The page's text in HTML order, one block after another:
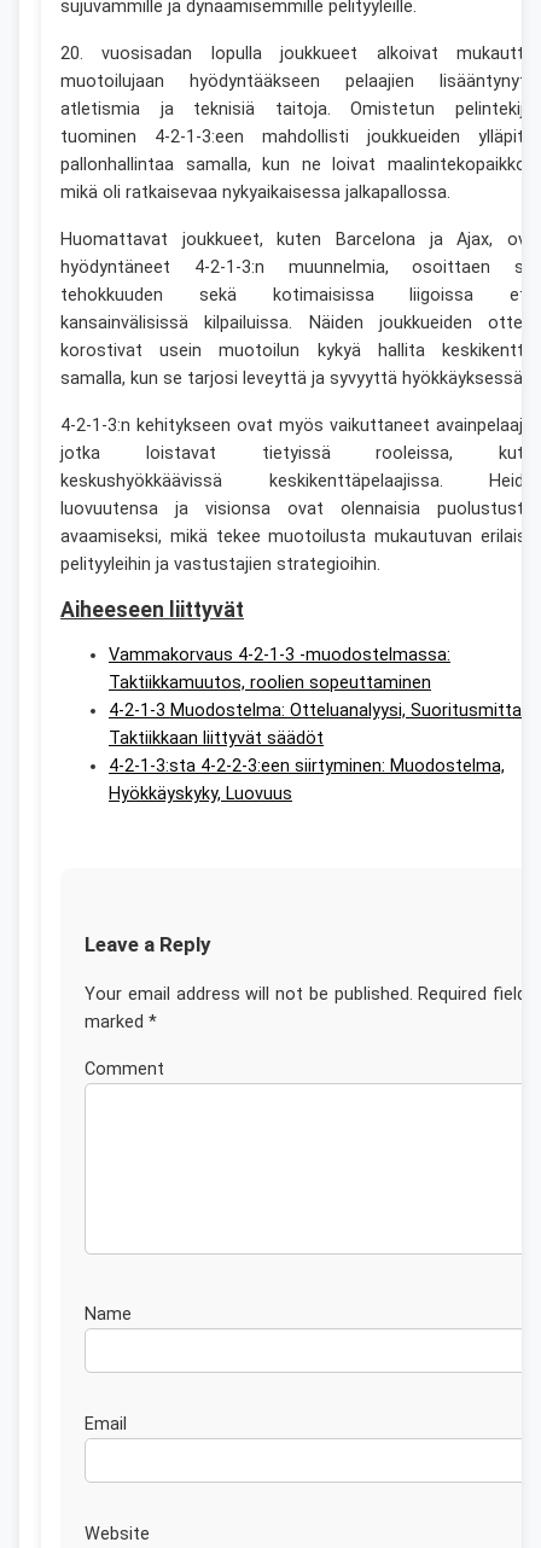
sujuvammille ja dynaamisemmille pelityyleille.
20. vuosisadan lopulla joukkueet alkoivat
muotoilujaan hyödyntääkseen pelaajien
atletismia ja teknisiä taitoja. Omistetun
tuominen 4-2-1-3:een mahdollisti joukkueiden
pallonhallintaa samalla, kun ne loivat
mikä oli ratkaisevaa nykyaikaisessa jalkapallossa.
Huomattavat joukkueet, kuten Barcelona ja Ajax,
hyödyntäneet 4-2-1-3:n muunnelmia, osoittaen
tehokkuuden sekä kotimaisissa liigoissa
kansainvälisissä kilpailuissa. Näiden joukkueiden
korostivat usein muotoilun kykyä hallita
samalla, kun se tarjosi leveyttä ja syvyyttä hyökkäyksessä.
4-2-1-3:n kehitykseen ovat myös vaikuttaneet
jotka loistavat tietyissä rooleissa,
keskushyökkäävissä keskikenttäpelaajissa.
luovuutensa ja visionsa ovat olennaisia
avaamiseksi, mikä tekee muotoilusta mukautuvan
pelityyleihin ja vastustajien strategioihin.
Aiheeseen liittyvät
Vammakorvaus 4-2-1-3 -muodostelmassa:
Taktiikkamuutos, roolien sopeuttaminen
4-2-1-3 Muodostelma: Otteluanalyysi, Suoritusmittarit,
Taktiikkaan liittyvät säädöt
4-2-1-3:sta 4-2-2-3:een siirtyminen: Muodostelma,
Hyökkäyskyky, Luovuus
Leave a Reply
Your email address will not be published. Required fields
marked *
Website